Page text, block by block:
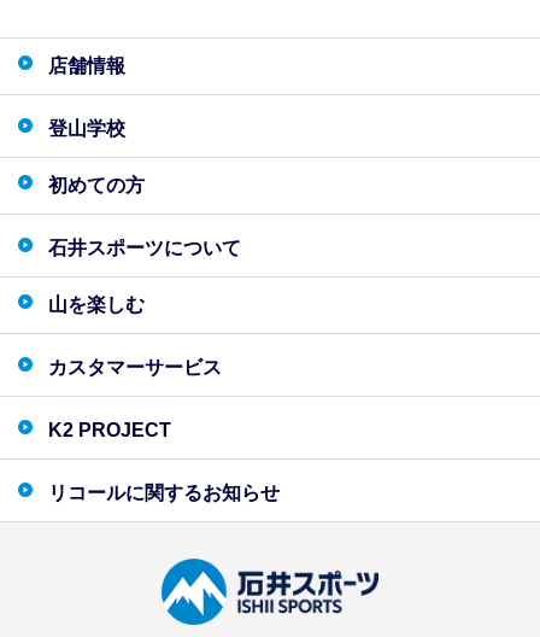
店舗情報
登山学校
初めての方
石井スポーツについて
山を楽しむ
カスタマーサービス
K2 PROJECT
リコールに関するお知らせ